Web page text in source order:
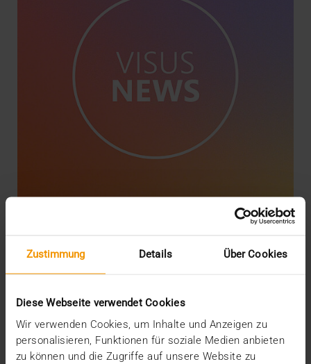
Zustimmung Details Über Cookies
Diese Webseite verwendet Cookies
Wir verwenden Cookies, um Inhalte und Anzeigen zu
personalisieren, Funktionen für soziale Medien anbieten
zu können und die Zugriffe auf unsere Website zu
Die VISUS Health IT wird Teil der
CompuGroup Medical
Meilenstein in der erfolgreichen
Unternehmensgeschichte…